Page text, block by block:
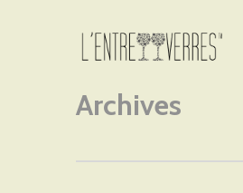
Archives